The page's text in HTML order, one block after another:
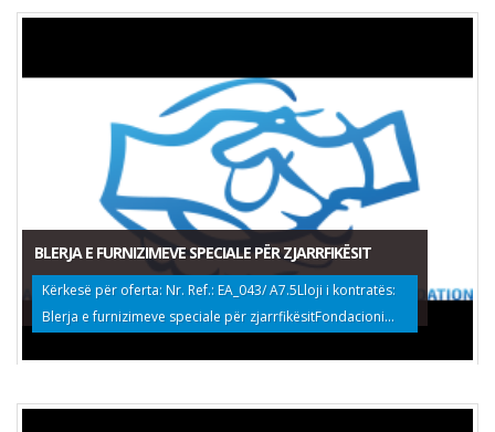
BLERJA E FURNIZIMEVE SPECIALE PËR ZJARRFIKËSIT
Kërkesë për oferta: Nr. Ref.: EA_043/ A7.5Lloji i kontratës:
Blerja e furnizimeve speciale për zjarrfikësitFondacioni...